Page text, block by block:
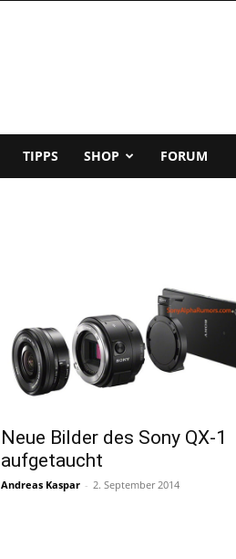
TIPPS SHOP FORUM
Neue Bilder des Sony QX-1
aufgetaucht
Andreas Kaspar - 2. September 2014